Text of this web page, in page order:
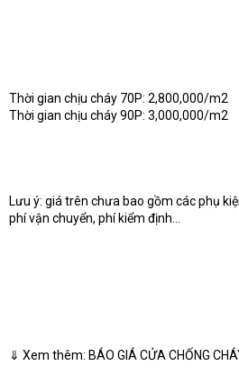
Thời gian chịu cháy 70P: 2,800,000/m2
Thời gian chịu cháy 90P: 3,000,000/m2
Lưu ý: giá trên chưa bao gồm các phụ
phí vận chuyển, phí kiểm định…
⇓ Xem thêm: BÁO GIÁ CỬA CHỐNG